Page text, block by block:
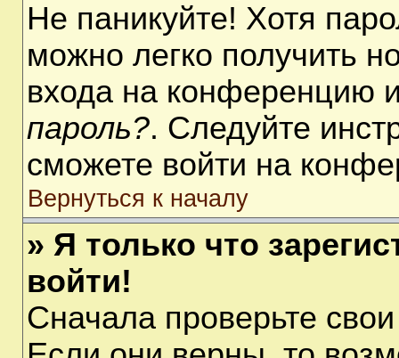
Не паникуйте! Хотя
можно легко получить
входа на конференцию
пароль?. Следуйте
сможете войти на
Вернуться к началу
» Я только что
войти!
Сначала проверьте